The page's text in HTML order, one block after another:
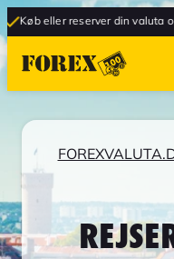
din valuta online